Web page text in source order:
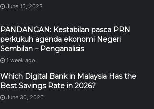
June 15, 2023
PANDANGAN: Kestabilan pasca PRN
perkukuh agenda ekonomi Negeri
Sembilan – Penganalisis
1 week ago
Which Digital Bank in Malaysia Has the
Best Savings Rate in 2026?
June 30, 2026